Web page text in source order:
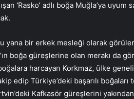
‘Rasko’ adlı boğa Muğla’ya uyum
yana bir erkek mesleği olarak
boğa güreşlerine olan merakı da
harcayan Korkmaz, ülke
edip Türkiye’deki başarılı boğaları
Kafkasör güreşlerini